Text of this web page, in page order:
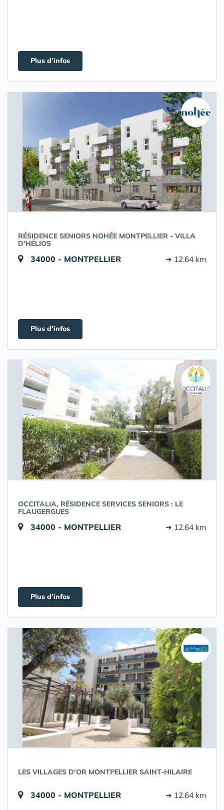
Plus d'infos
RÉSIDENCE SENIORS NOHÉE MONTPELLIER - VILLA
D'HÉLIOS
34000 - MONTPELLIER ➔ 12.64 km
Plus d'infos
OCCITALIA, RÉSIDENCE SERVICES SENIORS : LE
FLAUGERGUES
34000 - MONTPELLIER ➔ 12.64 km
Plus d'infos
LES VILLAGES D'OR MONTPELLIER SAINT-HILAIRE
34000 - MONTPELLIER ➔ 12.64 km